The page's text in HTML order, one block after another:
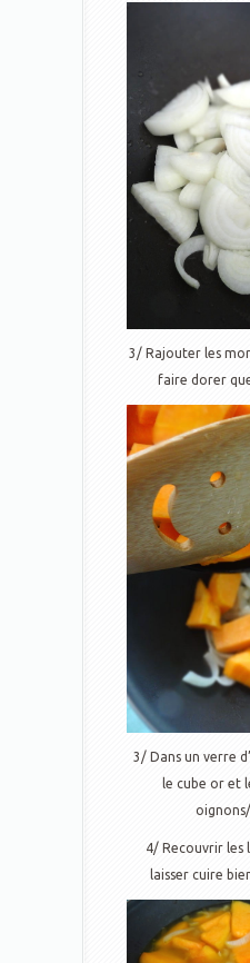
3/ Rajouter les
faire dorer
3/ Dans un verre
le cube or et
4/ Recouvrir les
laisser cuire